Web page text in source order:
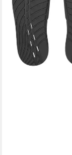
24,99 €
lieferbar - in 1-2